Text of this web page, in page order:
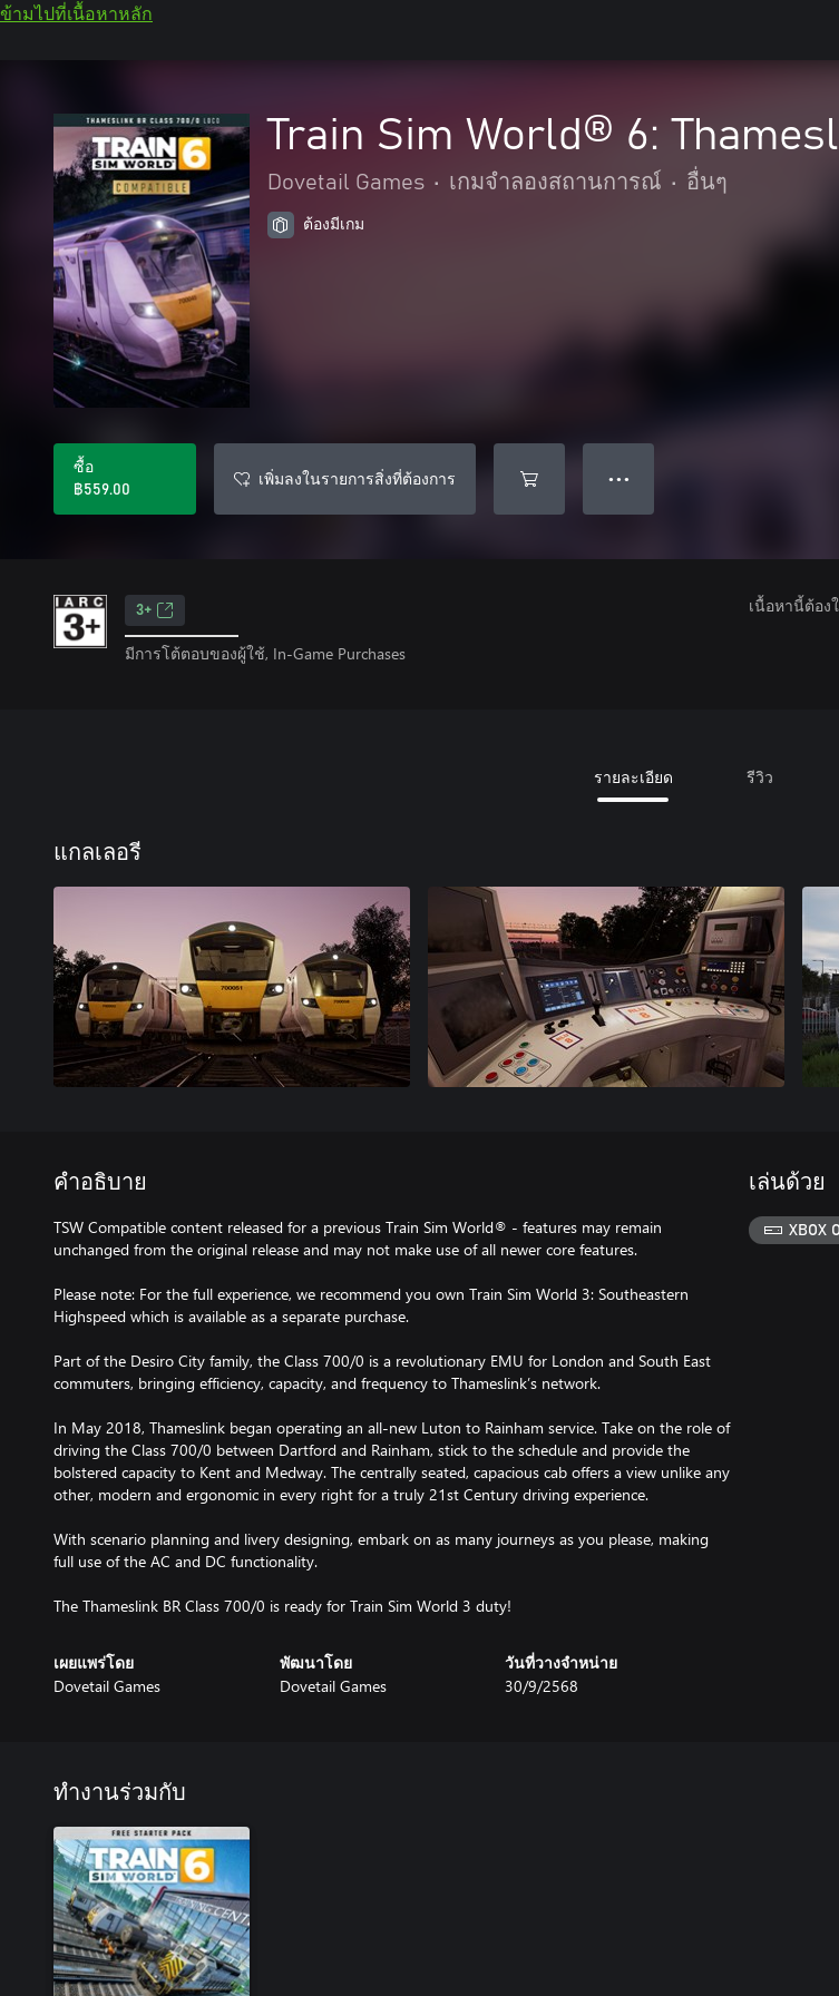
ข้ามไปที่เนื้อหาหลัก
Train Sim World® 6:
Dovetail Games • เกมจำลองสถานการณ์ • อื่นๆ
ต้องมีเกม
ซื้อ
฿559.00
เพิ่มลงในรายการสิ่งที่ต้องการ ● ● ●
3+
มีการโต้ตอบของผู้ใช้, In-Game Purchases
เนื้อหานี้ต้อง
รายละเอียด รีวิว
แกลเลอรี
คำอธิบาย
TSW Compatible content released for a previous Train Sim World® - features may remain
unchanged from the original release and may not make use of all newer core features.
Please note: For the full experience, we recommend you own Train Sim World 3: Southeastern
Highspeed which is available as a separate purchase.
Part of the Desiro City family, the Class 700/0 is a revolutionary EMU for London and South East
commuters, bringing efficiency, capacity, and frequency to Thameslink’s network.
In May 2018, Thameslink began operating an all-new Luton to Rainham service. Take on the role of
driving the Class 700/0 between Dartford and Rainham, stick to the schedule and provide the
bolstered capacity to Kent and Medway. The centrally seated, capacious cab offers a view unlike any
other, modern and ergonomic in every right for a truly 21st Century driving experience.
With scenario planning and livery designing, embark on as many journeys as you please, making
full use of the AC and DC functionality.
The Thameslink BR Class 700/0 is ready for Train Sim World 3 duty!
เผยแพร่โดย
Dovetail Games
พัฒนาโดย
Dovetail Games
วันที่วางจำหน่าย
30/9/2568
เล่นด้วย
XBOX
ทำงานร่วมกับ